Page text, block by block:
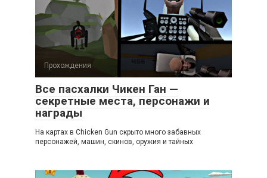
Прохождения
Все пасхалки Чикен Ган —
секретные места, персонажи и
награды
На картах в Chicken Gun скрыто много забавных
персонажей, машин, скинов, оружия и тайных